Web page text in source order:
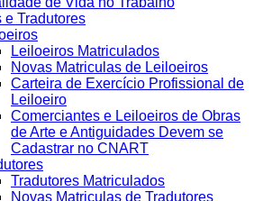
e Tradutores
Leiloeiros Matriculados
Novas Matriculas de Leiloeiros
Carteira de Exercício Profissional de
Leiloeiro
Comerciantes e Leiloeiros de Obras
de Arte e Antiguidades Devem se
Cadastrar no CNART
Tradutores Matriculados
Novas Matriculas de Tradutores